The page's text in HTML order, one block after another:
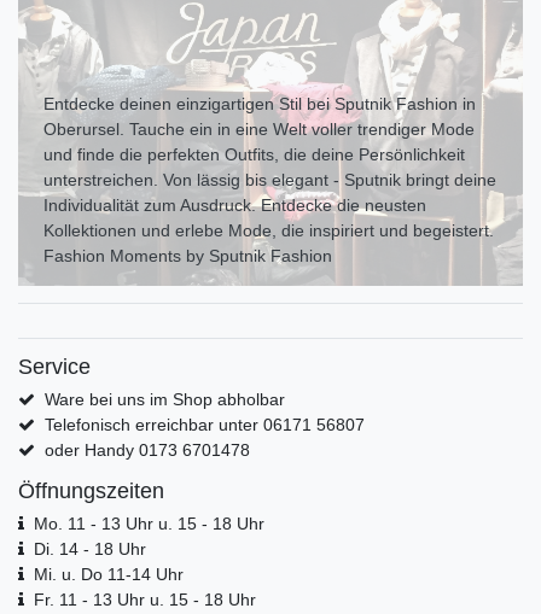
Entdecke deinen einzigartigen Stil bei Sputnik Fashion in
Oberursel. Tauche ein in eine Welt voller trendiger Mode
und finde die perfekten Outfits, die deine Persönlichkeit
unterstreichen. Von lässig bis elegant - Sputnik bringt deine
Individualität zum Ausdr uck. Entdecke die neusten
Kollektionen und erlebe Mode, die inspiriert und begeistert.
Fashion Moments by Sputnik Fashion
Service
Ware bei uns im Shop abholbar
Telefonisch erreichbar unter 06171 56807
oder Handy 0173 6701478
Öffnungszeiten
Mo. 11 - 13 Uhr u. 15 - 18 Uhr
Di. 14 - 18 Uhr
Mi. u. Do 11-14 Uhr
Fr. 11 - 13 Uhr u. 15 - 18 Uhr